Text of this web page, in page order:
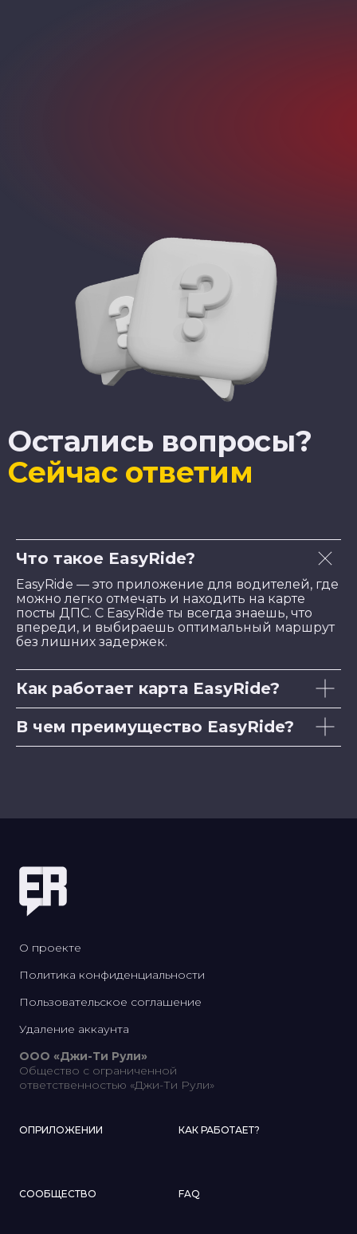
Остались вопросы?
Сейчас ответим
Что такое EasyRide?
EasyRide — это приложение для водителей, где
можно легко отмечать и находить на карте
посты ДПС. С EasyRide ты всегда знаешь, что
впереди, и выбираешь оптимальный маршрут
без лишних задержек.
Как работает карта EasyRide?
В чем преимущество EasyRide?
О проекте
Политика конфиденциальности
Пользовательское соглашение
Удаление аккаунта
ООО «Джи-Ти Рули»
Общество с ограниченной
ответственностью «Джи-Ти Рули»
ОПРИЛОЖЕНИИ КАК РАБОТАЕТ?
СООБЩЕСТВО FAQ